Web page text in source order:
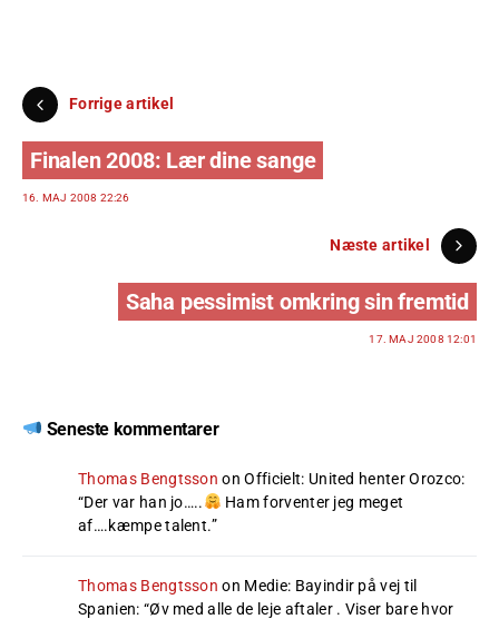
Forrige artikel
Finalen 2008: Lær dine sange
16. MAJ 2008 22:26
Næste artikel
Saha pessimist omkring sin fremtid
17. MAJ 2008 12:01
Seneste kommentarer
Thomas Bengtsson onOfficielt: United henter Orozco:
“Der var han jo…..
Ham forventer jeg meget
af….kæmpe talent.”
Thomas Bengtsson on Medie: Bayindir på vej til
Spanien: “Øv med alle de leje aftaler . Viser bare hvor